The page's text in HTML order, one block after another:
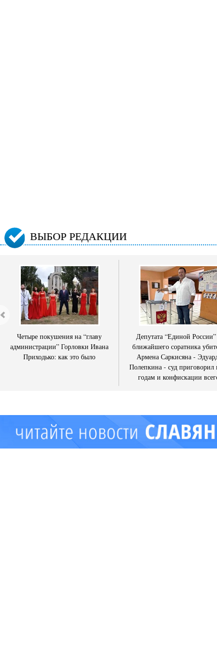
ВЫБОР РЕДАКЦИИ
Четыре покушения на “главу
администрации” Горловки Ивана
Приходько: как это было
Депутата “Единой
ближайшего соратника
Армена Саркисяна -
Полепкина - суд приговорил
годам и конфискации